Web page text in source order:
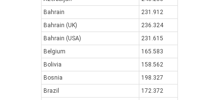
Bahrain
231.912
Bahrain (UK)
236.324
Bahrain (USA)
231.615
Belgium
165.583
Bolivia
158.562
Bosnia
198.327
Brazil
172.372